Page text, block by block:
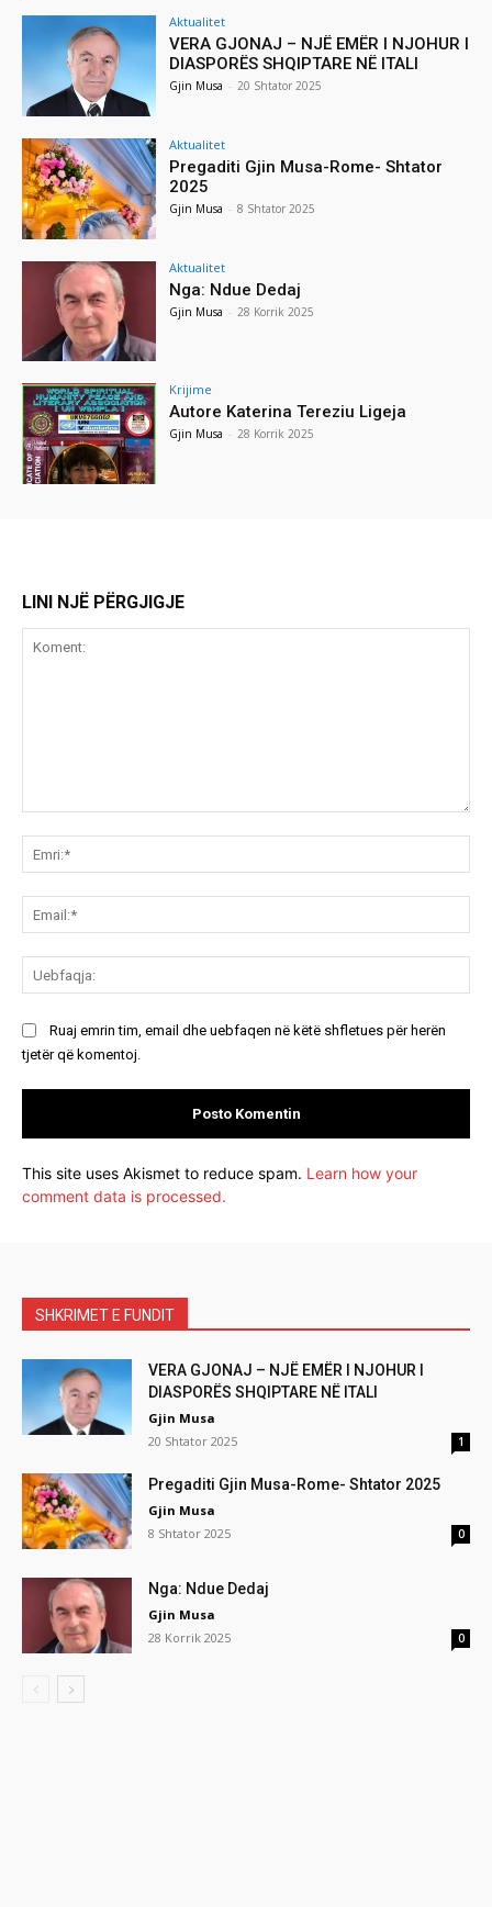
Aktualitet
VERA GJONAJ – NJË EMËR I NJOHUR I
DIASPORËS SHQIPTARE NË ITALI
Gjin Musa - 20 Shtator 2025
Aktualitet
Pregaditi Gjin Musa-Rome- Shtator
2025
Gjin Musa - 8 Shtator 2025
Aktualitet
Nga: Ndue Dedaj
Gjin Musa - 28 Korrik 2025
Krijime
Autore Katerina Tereziu Ligeja
Gjin Musa - 28 Korrik 2025
LINI NJË PËRGJIGJE
Ruaj emrin tim, email dhe uebfaqen në këtë shfletues për herën
tjetër që komentoj.
This site uses Akismet to reduce spam. Learn how your
comment data is processed.
SHKRIMET E FUNDIT
VERA GJONAJ – NJË EMËR I NJOHUR I
DIASPORËS SHQIPTARE NË ITALI
Gjin Musa
20 Shtator 2025
1
Pregaditi Gjin Musa-Rome- Shtator 2025
Gjin Musa
8 Shtator 2025
0
Nga: Ndue Dedaj
Gjin Musa
28 Korrik 2025
0